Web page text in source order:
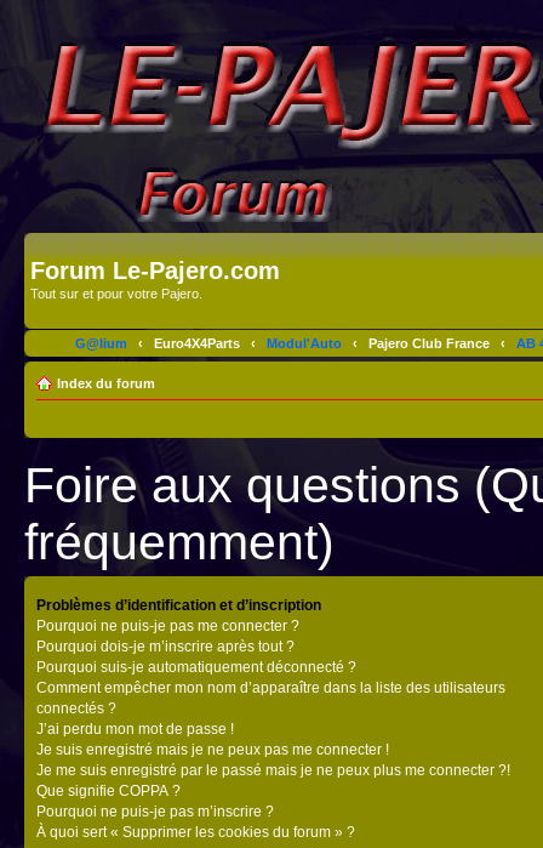
Forum Le-Pajero.com
Tout sur et pour votre Pajero.
G@lium ‹ Euro4X4Parts ‹ Modul'Auto ‹ Pajero Club France ‹ AB
Index du forum
Foire aux questions
fréquemment)
Problèmes d’identification et d’inscription
Pourquoi ne puis-je pas me connecter ?
Pourquoi dois-je m’inscrire après tout ?
Pourquoi suis-je automatiquement déconnecté ?
Comment empêcher mon nom d’apparaître dans la liste des utilisateurs
connectés ?
J’ai perdu mon mot de passe !
Je suis enregistré mais je ne peux pas me connecter !
Je me suis enregistré par le passé mais je ne peux plus me connecter ?!
Que signifie COPPA ?
Pourquoi ne puis-je pas m’inscrire ?
À quoi sert « Supprimer les cookies du forum » ?